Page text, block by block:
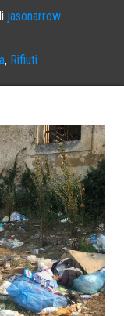
jasonarrow
, Rifiuti